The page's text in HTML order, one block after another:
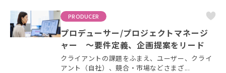
PRODUCER
プロデューサー/プロジェクトマネージ
ャー ～要件定義、企画提案をリード
クライアントの課題をふまえ、ユーザー、クライ
アント（自社）、競合・市場などさまざ...